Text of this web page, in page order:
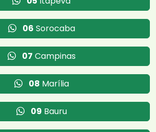
06 Sorocaba
07 Campinas
08 Marília
09 Bauru